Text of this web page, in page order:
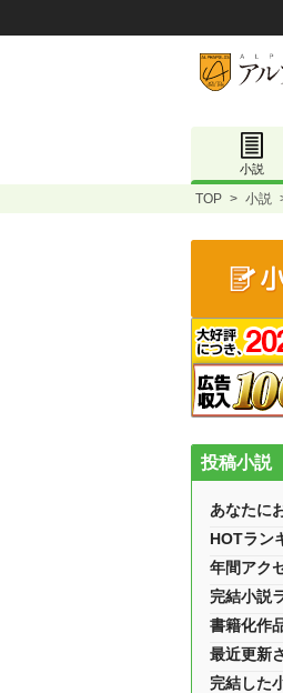
小説
TOP > 小説
投稿小説
あなたに
HOTラン
年間アク
完結小説
書籍化作
最近更新
完結した